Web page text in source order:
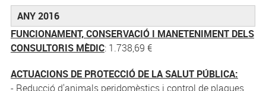
ANY 2016
FUNCIONAMENT, CONSERVACIÓ I MANETENIMENT DELS
CONSULTORIS MÈDIC: 1.738,69 €
ACTUACIONS DE PROTECCIÓ DE LA SALUT PÚBLICA:
- Reducció d'animals peridomèstics i control de plagues